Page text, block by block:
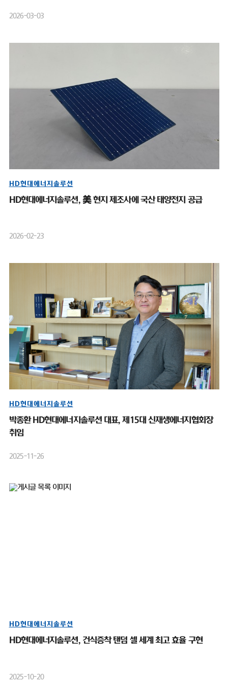
2026-03-03
HD현대에너지솔루션
HD현대에너지솔루션, 美 현지 제조사에 국산 태양전지 공급
2026-02-23
HD현대에너지솔루션
박종환 HD현대에너지솔루션 대표, 제15대 신재생에너지협회장
취임
2025-11-26
HD현대에너지솔루션
HD현대에너지솔루션, 건식증착 탠덤 셀 세계 최고 효율 구현
2025-10-20